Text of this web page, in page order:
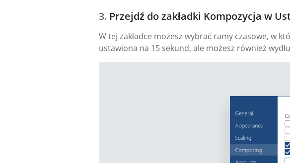
Przejdź do zakładki Kompozycja w
W tej zakładce możesz wybrać ramy czasowe, w
ustawiona na 15 sekund, ale możesz również